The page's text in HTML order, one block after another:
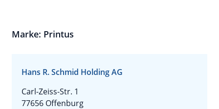
Marke: Printus
Hans R. Schmid Holding AG
Carl-Zeiss-Str. 1
77656 Offenburg